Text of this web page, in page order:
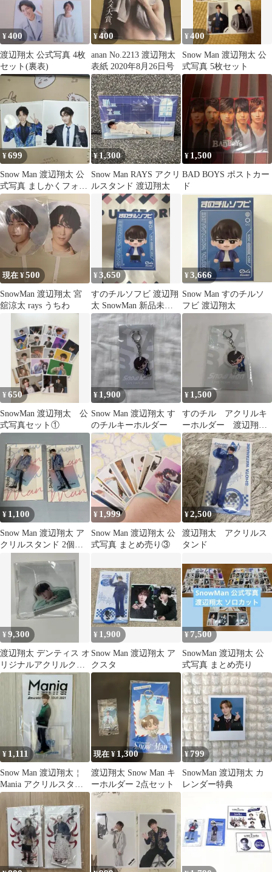
¥400
渡辺翔太 公式写真 4枚
セット(裏表)
¥400
anan No.2213 渡辺翔太
表紙 2020年8月26日号
¥400
Snow Man 渡辺翔太 公
式写真 5枚セット
¥699
Snow Man 渡辺翔太 公
式写真 ましかくフォト
2枚セット
¥1,300
Snow Man RAYS アクリ
ルスタンド 渡辺翔太
¥ 1,500
BAD BOYS ポストカー
ド
現在 ¥500
SnowMan 渡辺翔太 宮
舘涼太 rays うちわ
¥3,650
すのチルソフビ 渡辺翔
太 SnowMan 新品未開
封
¥3,666
Snow Man すのチルソ
フビ 渡辺翔太
¥650
SnowMan 渡辺翔太 公
式写真セット①
¥ 1,900
Snow Man 渡辺翔太 す
のチルキーホルダー
¥ 1,500
すのチル アクリルキ
ーホルダー 渡辺翔
太 Snow Man
¥ 1,100
Snow Man 渡辺翔太 ア
クリルスタンド 2個セ
¥ 1,999
Snow Man 渡辺翔太 公
式写真 まとめ売り③
¥2,500
渡辺翔太 アクリルス
タンド
¥9,300
渡辺翔太 デンティス オ
リジナルアクリルクリ
ップ
¥ 1,900
Snow Man 渡辺翔太 ア
クスタ
¥7,500
SnowMan 渡辺翔太 公
式写真 まとめ売り
¥ 1,111
Snow Man 渡辺翔太￤
Mania アクリルスタン
ド
現在 ¥ 1,300
渡辺翔太 Snow Man キ
ーホルダー 2点セット
¥799
SnowMan 渡辺翔太 カ
レンダー特典